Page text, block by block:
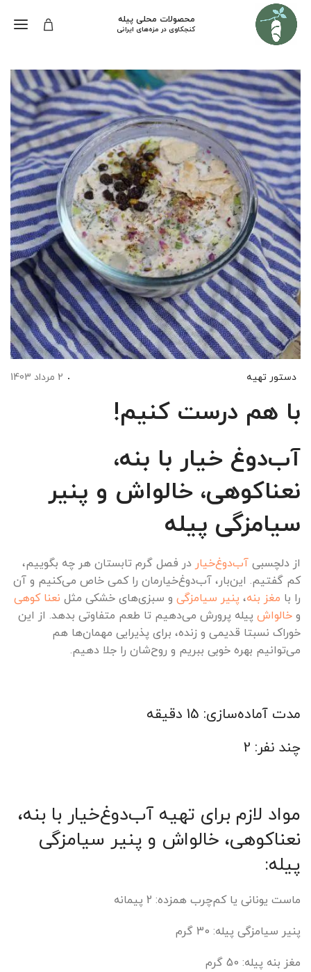
محصولات محلی پیله
کنجکاوی در مزه‌های ایرانی
دستور تهیه 2 مرداد 1403
با هم درست کنیم!
آب‌دوغ خیار با بنه،
نعناکوهی، خالواش و پنیر
سیامزگی پیله
از دلچسبی آب‌دوغ‌خیار در فصل گرم تابستان هر چه بگوییم،
کم گفتیم. این‌بار، آب‌دوغ‌خیارمان را کمی خاص می‌کنیم و آن
را با مغز بنه، پنیر سیامزگی و سبزی‌های خشکی مثل نعنا کوهی
و خالواش پیله پرورش می‌دهیم تا طعم متفاوتی بدهد. از این
خوراک نسبتا قدیمی و زنده، برای پذیرایی مهمان‌ها هم
می‌توانیم بهره خوبی ببریم و روح‌شان را جلا دهیم.
مدت آماده‌سازی: 15 دقیقه
چند نفر: 2
مواد لازم برای تهیه آب‌دوغ‌خیار با بنه،
نعناکوهی، خالواش و پنیر سیامزگی
پیله:
ماست یونانی یا کم‌چرب همزده: 2 پیمانه
پنیر سیامزگی پیله: 30 گرم
مغز بنه پیله: 50 گرم